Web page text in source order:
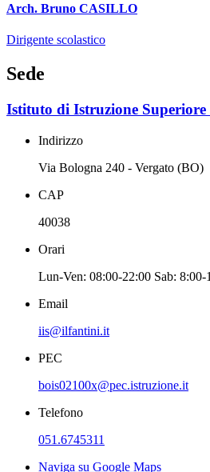
Arch. Bruno CASILLO
Dirigente scolastico
Sede
Istituto di Istruzione
Indirizzo
Via Bologna 240 - Vergato (BO)
CAP
40038
Orari
Lun-Ven: 08:00-22:00 Sab: 8:00-
Email
iis@ilfantini.it
PEC
bois02100x@pec.istruzione.it
Telefono
051.6745311
Naviga su Google Maps